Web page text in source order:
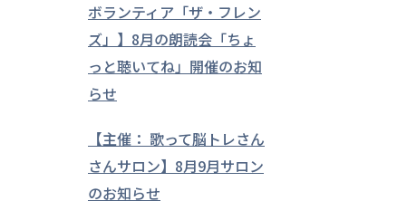
ボランティア「ザ・フレン
ズ」】8月の朗読会「ちょ
っと聴いてね」開催のお知
らせ
【主催： 歌って脳トレさん
さんサロン】8月9月サロン
のお知らせ